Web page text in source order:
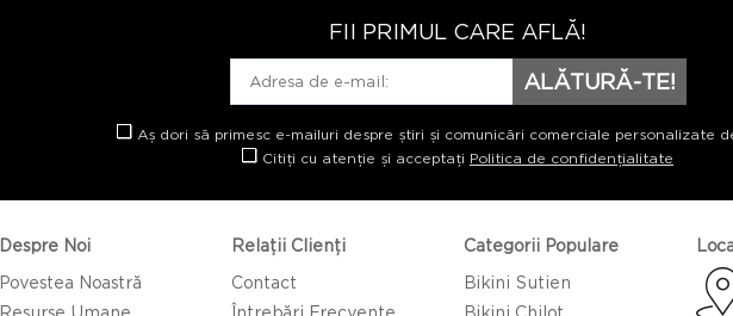
FII PRIMUL CARE AFLĂ!
ALĂTURĂ-TE!
Aș dori să primesc e-mailuri despre știri și comunicări comerciale personalizate
Citiți cu atenție și acceptați Politica de confidențialitate
Despre Noi
Povestea Noastră
Resurse Umane
Relații Clienți
Contact
Întrebări Frecvente
Categorii Populare
Bikini Sutien
Bikini Chilot